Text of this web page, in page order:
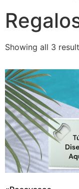
Showing all 3